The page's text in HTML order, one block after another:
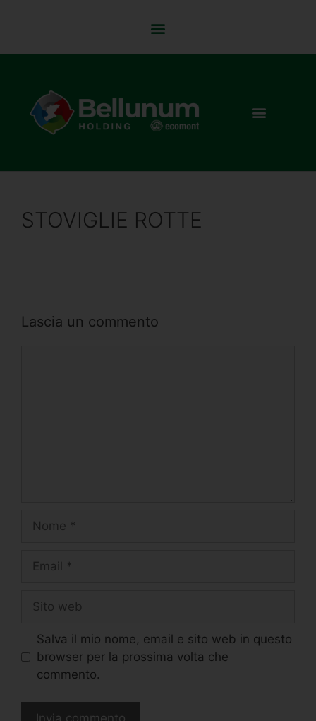
STOVIGLIE ROTTE
Lascia un commento
Salva il mio nome, email e sito web in questo
browser per la prossima volta che
commento.